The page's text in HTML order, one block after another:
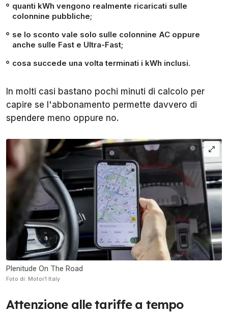
quanti kWh vengono realmente ricaricati sulle
colonnine pubbliche;
se lo sconto vale solo sulle colonnine AC oppure
anche sulle Fast e Ultra-Fast;
cosa succede una volta terminati i kWh inclusi.
In molti casi bastano pochi minuti di calcolo per
capire se l'abbonamento permette davvero di
spendere meno oppure no.
Plenitude On The Road
Foto di: Motor1 Italy
Attenzione alle tariffe a tempo